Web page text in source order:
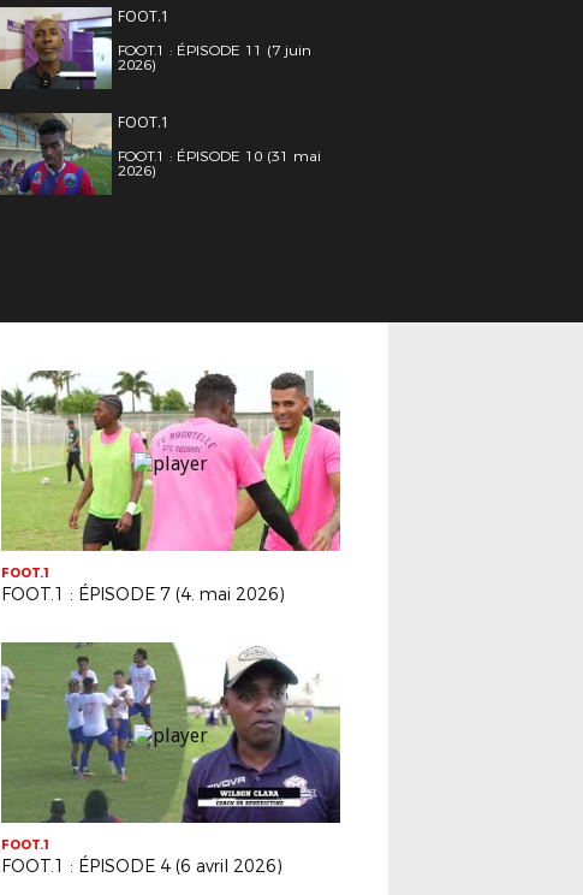
FOOT.1
FOOT.1 : ÉPISODE 11 (7 juin
2026)
FOOT.1
FOOT.1 : ÉPISODE 10 (31 mai
2026)
FOOT.1
FOOT.1 : ÉPISODE 7 (4. mai 2026)
FOOT.1
FOOT.1 : ÉPISODE 4 (6 avril 2026)